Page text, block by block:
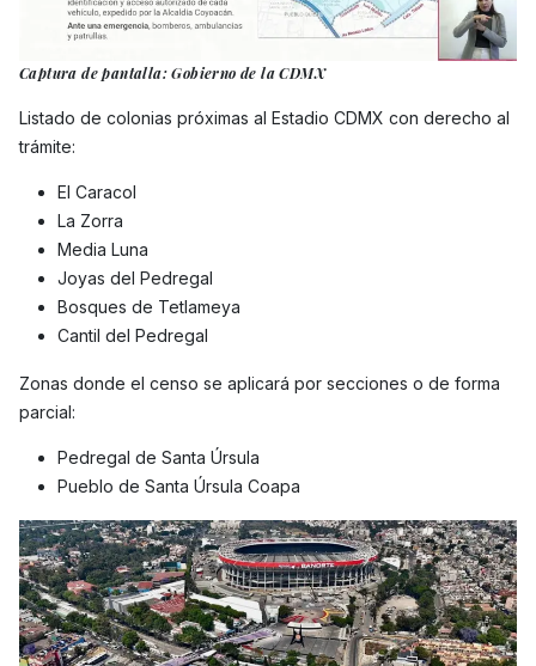
Captura de pantalla: Gobierno de la CDMX
Listado de colonias próximas al Estadio CDMX con derecho al
trámite:
El Caracol
La Zorra
Media Luna
Joyas del Pedregal
Bosques de Tetlameya
Cantil del Pedregal
Zonas donde el censo se aplicará por secciones o de forma
parcial:
Pedregal de Santa Úrsula
Pueblo de Santa Úrsula Coapa